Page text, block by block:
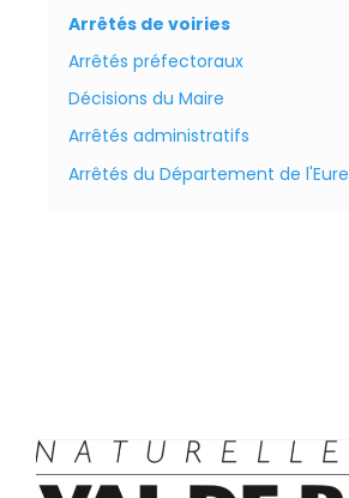
Arrêtés de voiries
Arrêtés préfectoraux
Décisions du Maire
Arrêtés administratifs
Arrêtés du Département de l'Eure